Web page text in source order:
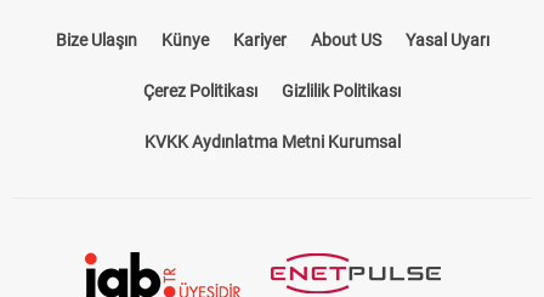
Bize Ulaşın Künye Kariyer About US Yasal Uyarı
Çerez Politikası Gizlilik Politikası
KVKK Aydınlatma Metni Kurumsal